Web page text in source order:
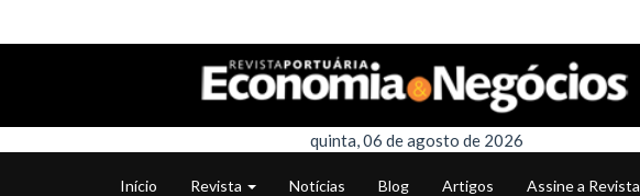
quinta, 06 de agosto de 2026
Início Revista Notícias Blog Artigos Assine a Revista